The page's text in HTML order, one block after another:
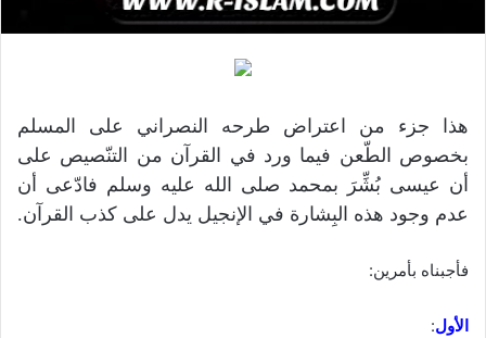
هذا جزء من اعتراض طرحه النصراني على المسلم
بخصوص الطّعن فيما ورد في القرآن من التنّصيص على
أن عيسى بُشِّرَ بمحمد صلى الله عليه وسلم فادّعى أن
عدم وجود هذه البِشارة في الإنجيل يدل على كذب القرآن.
فأجبناه بأمرين:
الأول: